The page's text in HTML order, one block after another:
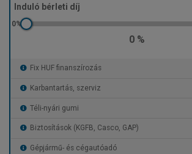
Induló bérleti díj
0 %
Fix HUF finanszírozás
Karbantartás, szerviz
Téli-nyári gumi
Biztosítások (KGFB, Casco, GAP)
Gépjármű- és cégautóadó